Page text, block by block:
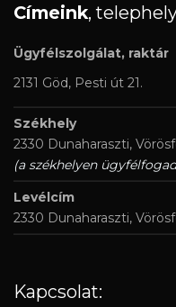
Címeink,
Ügyfélszolgálat, raktár
2131 Göd, Pesti út 21.
Székhely
2330 Dunaharaszti,
(a székhelyen
Levélcím
2330 Dunaharaszti,
Kapcsolat: